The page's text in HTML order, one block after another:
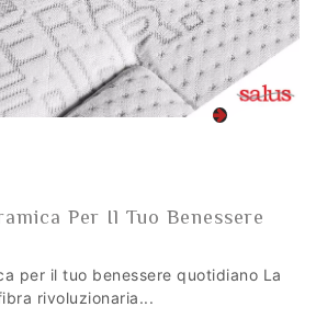
Per Il Tuo Benessere
per il tuo benessere quotidiano La
rivoluzionaria...